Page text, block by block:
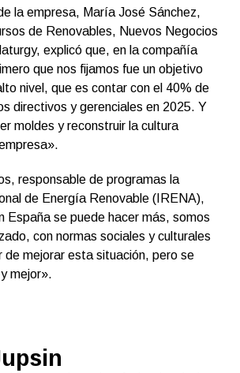
la empresa, María José Sánchez,
de Renovables, Nuevos Negocios
explicó que, en la compañía
que nos fijamos fue un objetivo
nivel, que es contar con el 40% de
directivos y gerenciales en 2025. Y
moldes y reconstruir la cultura
responsable de programas la
de Energía Renovable (IRENA),
España se puede hacer más, somos
con normas sociales y culturales
de mejorar esta situación, pero se
mejor».